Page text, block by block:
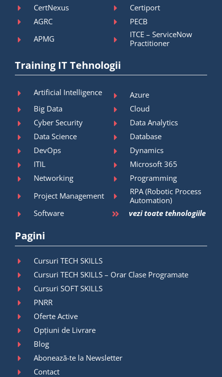
CertNexus
Certiport
AGRC
PECB
APMG
ITCE – ServiceNow
Practitioner
Training IT Tehnologii
Artificial Intelligence
Azure
Big Data
Cloud
Cyber Security
Data Analytics
Data Science
Database
DevOps
Dynamics
ITIL
Microsoft 365
Networking
Programming
Project Management
RPA (Robotic Process
Automation)
Software
vezi toate tehnologiile
Pagini
Cursuri TECH SKILLS
Cursuri TECH SKILLS – Orar Clase Programate
Cursuri SOFT SKILLS
PNRR
Oferte Active
Opțiuni de Livrare
Blog
Abonează-te la Newsletter
Contact